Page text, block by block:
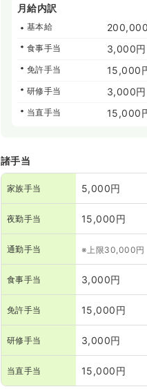
月給内訳
基本給
食事手当 3,000円
免許手当 15,000
研修手当 3,000円
当直手当 15,000
諸手当
家族手当 5,000円
夜勤手当 15,000円
通勤手当 ※上限30,000円
食事手当 3,000円
免許手当 15,000円
研修手当 3,000円
当直手当 15,000円